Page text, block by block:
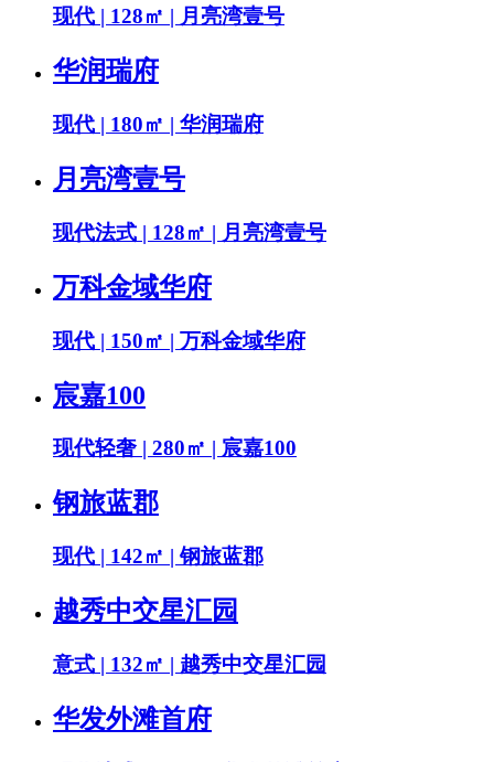
现代 | 128㎡ | 月亮湾壹号
华润瑞府
现代 | 180㎡ | 华润瑞府
月亮湾壹号
现代法式 | 128㎡ | 月亮湾壹号
万科金域华府
现代 | 150㎡ | 万科金域华府
宸嘉100
现代轻奢 | 280㎡ | 宸嘉100
钢旅蓝郡
现代 | 142㎡ | 钢旅蓝郡
越秀中交星汇园
意式 | 132㎡ | 越秀中交星汇园
华发外滩首府